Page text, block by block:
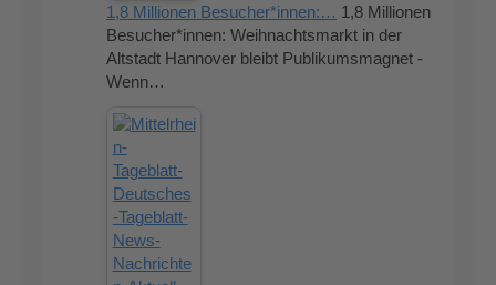
1,8 Millionen Besucher*innen:… 1,8 Millionen
Besucher*innen: Weihnachtsmarkt in der
Altstadt Hannover bleibt Publikumsmagnet -
Wenn…